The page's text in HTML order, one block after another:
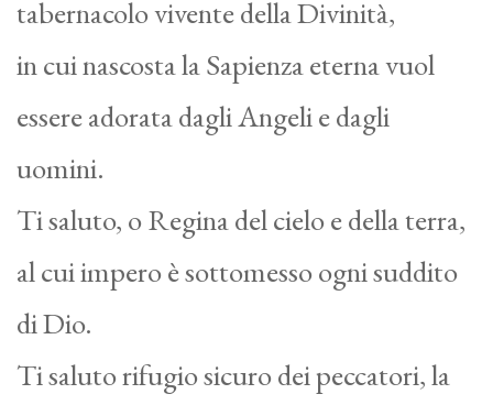
tabernacolo vivente della Divinità,
in cui nascosta la Sapienza eterna vuol
essere adorata dagli Angeli e dagli
uomini.
Ti saluto, o Regina del cielo e della terra,
al cui impero è sottomesso ogni suddito
di Dio.
Ti saluto rifugio sicuro dei peccatori, la